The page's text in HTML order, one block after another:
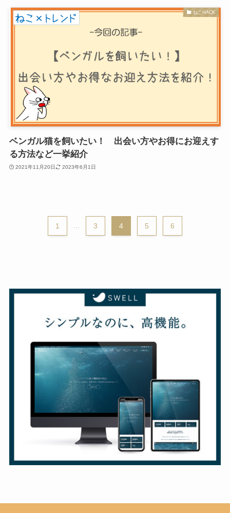
ねこHACK
ベンガル猫を飼いたい！ 出会い方やお得にお迎えす
る方法など一挙紹介
2021年11月20日 2023年6月1日
1 ... 3 4 5 6